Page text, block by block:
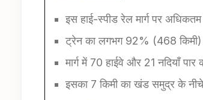
इस हाई-स्पीड रेल मार्ग पर
ट्रेन का लगभग 92% (468 किमी)
मार्ग में 70 हाईवे और 21 नदियाँ पार
इसका 7 किमी का खंड समुद्र के